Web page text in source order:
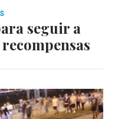
seguir a